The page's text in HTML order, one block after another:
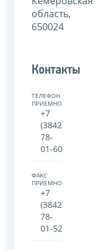
область,
650024
Контакты
ТЕЛЕФОН
ПРИЕМНОЙ:
+7
(3842)
78-
01-60
ФАКС
ПРИЕМНОЙ:
+7
(3842)
78-
01-52